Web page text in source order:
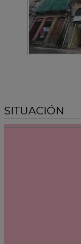
SITUACIÓN